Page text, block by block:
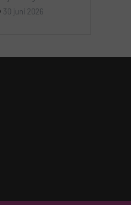
30 juni 2026